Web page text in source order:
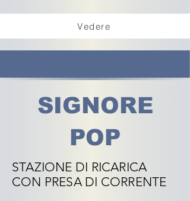
Vedere
SIGNORE
POP
STAZIONE DI RICARICA
CON PRESA DI CORRENTE